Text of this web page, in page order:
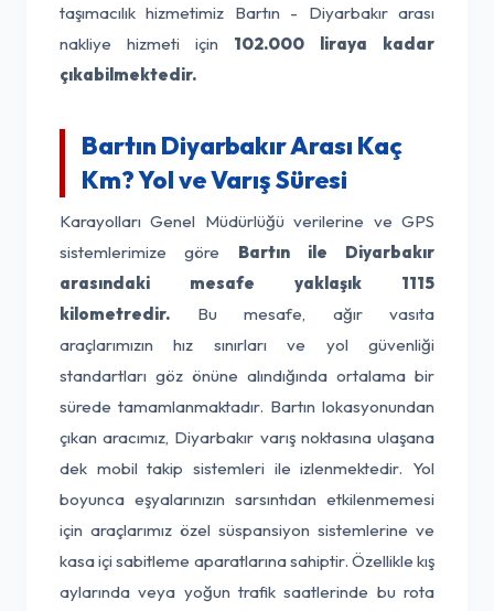
taşımacılık hizmetimiz Bartın - Diyarbakır arası
nakliye hizmeti için 102.000 liraya kadar
çıkabilmektedir.
Bartın Diyarbakır Arası Kaç
Km? Yol ve Varış Süresi
Karayolları Genel Müdürlüğü verilerine ve GPS
sistemlerimize göre Bartın ile Diyarbakır
arasındaki mesafe yaklaşık 1115
kilometredir. Bu mesafe, ağır vasıta
araçlarımızın hız sınırları ve yol güvenliği
standartları göz önüne alındığında ortalama bir
sürede tamamlanmaktadır. Bartın lokasyonundan
çıkan aracımız, Diyarbakır varış noktasına ulaşana
dek mobil takip sistemleri ile izlenmektedir. Yol
boyunca eşyalarınızın sarsıntıdan etkilenmemesi
için araçlarımız özel süspansiyon sistemlerine ve
kasa içi sabitleme aparatlarına sahiptir. Özellikle kış
aylarında veya yoğun trafik saatlerinde bu rota